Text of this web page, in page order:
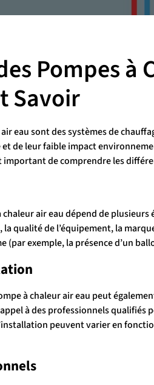
Pompes à
Savoir
eau sont des systèmes de
de leur faible impact
de comprendre les
chaleur air eau dépend de
la qualité de l’équipement, la
(par exemple, la présence d’un
à chaleur air eau peut
à des professionnels
peuvent varier en